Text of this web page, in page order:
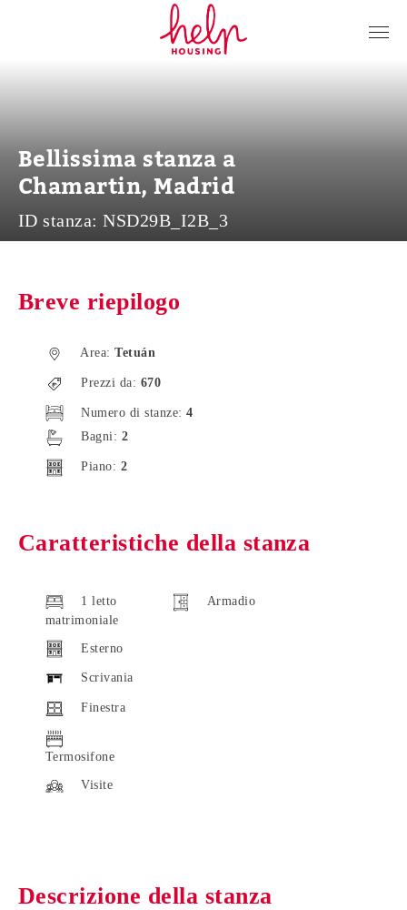
Accedi
Bellissima stanza a
Chamartin, Madrid
ID stanza:NSD29B_I2B_3
Breve riepilogo
Area: Tetuán
Prezzi da: 670
Numero di stanze: 4
Bagni: 2
Piano: 2
Caratteristiche della stanza
1 letto
matrimoniale
Esterno
Scrivania
Finestra
Termosifone
Visite
Armadio
Descrizione della stanza